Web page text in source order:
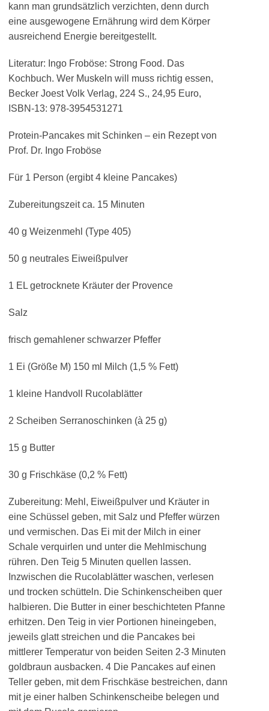
kann man grundsätzlich verzichten, denn durch
eine ausgewogene Ernährung wird dem Körper
ausreichend Energie bereitgestellt.
Literatur: Ingo Froböse: Strong Food. Das
Kochbuch. Wer Muskeln will muss richtig essen,
Becker Joest Volk Verlag, 224 S., 24,95 Euro,
ISBN-13: 978-3954531271
Protein-Pancakes mit Schinken – ein Rezept von
Prof. Dr. Ingo Froböse
Für 1 Person (ergibt 4 kleine Pancakes)
Zubereitungszeit ca. 15 Minuten
40 g Weizenmehl (Type 405)
50 g neutrales Eiweißpulver
1 EL getrocknete Kräuter der Provence
Salz
frisch gemahlener schwarzer Pfeffer
1 Ei (Größe M) 150 ml Milch (1,5 % Fett)
1 kleine Handvoll Rucolablätter
2 Scheiben Serranoschinken (à 25 g)
15 g Butter
30 g Frischkäse (0,2 % Fett)
Zubereitung: Mehl, Eiweißpulver und Kräuter in
eine Schüssel geben, mit Salz und Pfeffer würzen
und vermischen. Das Ei mit der Milch in einer
Schale verquirlen und unter die Mehlmischung
rühren. Den Teig 5 Minuten quellen lassen.
Inzwischen die Rucolablätter waschen, verlesen
und trocken schütteln. Die Schinkenscheiben quer
halbieren. Die Butter in einer beschichteten Pfanne
erhitzen. Den Teig in vier Portionen hineingeben,
jeweils glatt streichen und die Pancakes bei
mittlerer Temperatur von beiden Seiten 2-3 Minuten
goldbraun ausbacken. 4 Die Pancakes auf einen
Teller geben, mit dem Frischkäse bestreichen, dann
mit je einer halben Schinkenscheibe belegen und